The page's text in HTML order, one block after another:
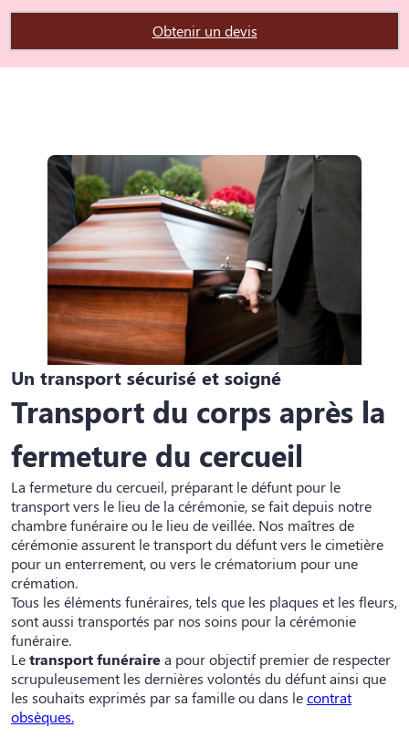
Obtenir un devis
Un transport sécurisé et soigné
Transport du corps après la
fermeture du cercueil
La fermeture du cercueil, préparant le défunt pour le
transport vers le lieu de la cérémonie, se fait depuis notre
chambre funéraire ou le lieu de veillée. Nos maîtres de
cérémonie assurent le transport du défunt vers le cimetière
pour un enterrement, ou vers le crématorium pour une
crémation.
Tous les éléments funéraires, tels que les plaques et les fleurs,
sont aussi transportés par nos soins pour la cérémonie
funéraire.
Letransport funérairea pour objectif premier de respecter
scrupuleusement les dernières volontés du défunt ainsi que
les souhaits exprimés par sa famille ou dans lecontrat
obsèques.